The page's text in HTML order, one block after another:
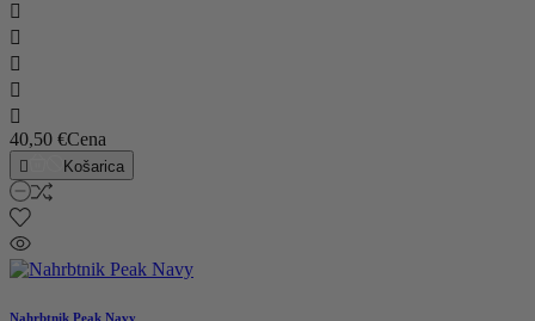





40,50 €Cena
 Košarica
Nahrbtnik Peak Navy